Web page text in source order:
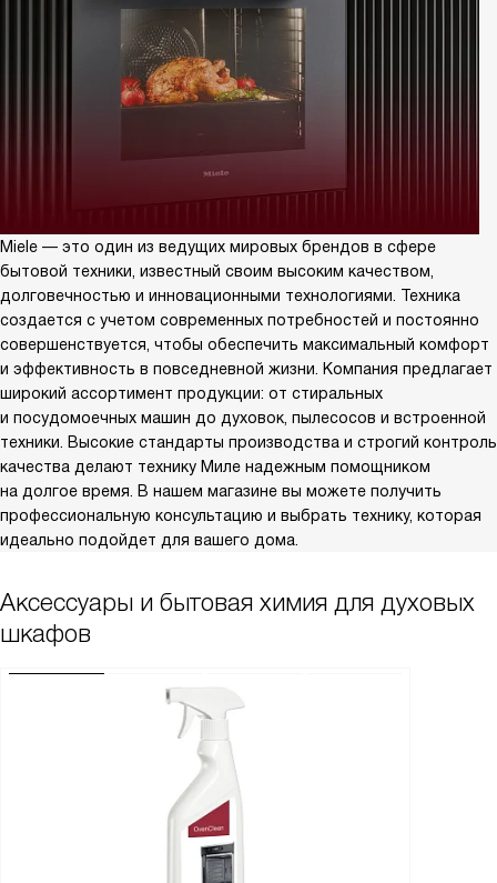
Miele — это один из ведущих мировых брендов в сфере
бытовой техники, известный своим высоким качеством,
долговечностью и инновационными технологиями. Техника
создается с учетом современных потребностей и постоянно
совершенствуется, чтобы обеспечить максимальный комфорт
и эффективность в повседневной жизни. Компания предлагает
широкий ассортимент продукции: от стиральных
и посудомоечных машин до духовок, пылесосов и встроенной
техники. Высокие стандарты производства и строгий контроль
качества делают технику Миле надежным помощником
на долгое время. В нашем магазине вы можете получить
профессиональную консультацию и выбрать технику, которая
идеально подойдет для вашего дома.
Аксессуары и бытовая химия для духовых
шкафов